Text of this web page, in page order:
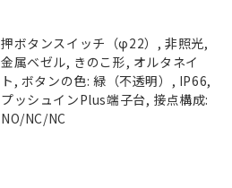
押ボタンスイッチ（φ22）, 非照光,
金属ベゼル, きのこ形, オルタネイ
ト, ボタンの色: 緑（不透明）, IP66,
プッシュインPlus端子台, 接点構成:
NO/NC/NC